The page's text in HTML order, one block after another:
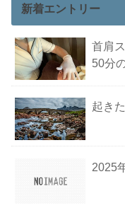
新着エントリー
首肩
50分
起き
2025